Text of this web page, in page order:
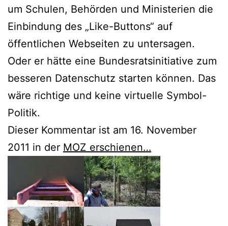
um Schulen, Behörden und Ministerien die
Einbindung des „Like-Buttons“ auf
öffentlichen Webseiten zu untersagen.
Oder er hätte eine Bundesratsinitiative zum
besseren Datenschutz starten können. Das
wäre richtige und keine virtuelle Symbol-
Politik.
Dieser Kommentar ist am 16. November
2011 in der MOZ erschienen…